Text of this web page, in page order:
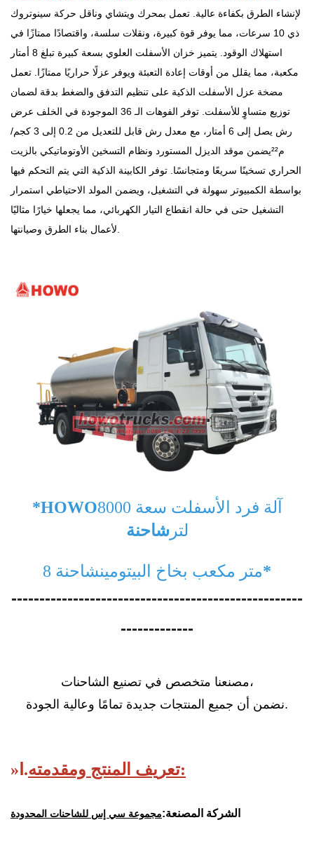
لإنشاء الطرق بكفاءة عالية. تعمل بمحرك ويتشاي وناقل حركة سينوتروك
ذي 10 سرعات، مما يوفر قوة كبيرة، ونقلات سلسة، واقتصادًا ممتازًا في
استهلاك الوقود. يتميز خزان الأسفلت العلوي بسعة كبيرة تبلغ 8 أمتار
مكعبة، مما يقلل من أوقات إعادة التعبئة ويوفر عزلًا حراريًا ممتازًا. تعمل
مضخة عزل الأسفلت الذكية على تنظيم التدفق والضغط بدقة لضمان
توزيع متساوٍ للأسفلت. توفر الفوهات الـ 36 الموجودة في الخلف عرض
رش يصل إلى 6 أمتار، مع معدل رش قابل للتعديل من 0.2 إلى 3 كجم/
م²² يضمن موقد الديزل المستورد ونظام التسخين الأوتوماتيكي بالزيت
الحراري تسخينًا سريعًا ومتجانسًا. توفر الكابينة الذكية التي يتم التحكم فيها
بواسطة الكمبيوتر سهولة في التشغيل، ويضمن المولد الاحتياطي استمرار
التشغيل حتى في حالة انقطاع التيار الكهربائي، مما يجعلها خيارًا مثاليًا
*HOWOآلة فرد الأسفلت سعة 8000
لترشاحنة
8 متر مكعب بخاخ البيتومينشاحنة *
----------------------------------------------------
-------------
مصنعنا متخصص في تصنيع الشاحنات،
نضمن أن جميع المنتجات جديدة تمامًا وعالية الجودة.
» Ⅰ. تعريف المنتج ومقدمته:
الشركة المصنعة:مجموعة سي إس للشاحنات المحدودة